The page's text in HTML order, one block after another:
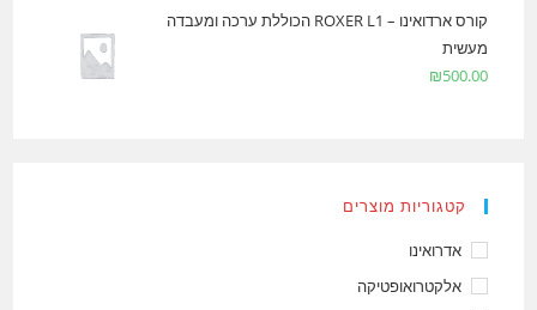
קורס ארדואינו – ROXER L1 הכוללת ערכה ומעבדה
מעשית
₪500.00
קטגוריות מוצרים
אדרואינו
אלקטרואופטיקה